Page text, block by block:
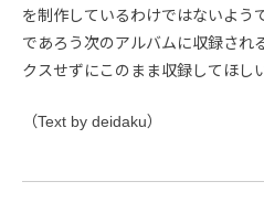
を制作しているわけではないよう
であろう次のアルバムに収録され
クスせずにこのまま収録してほし
（Text by deidaku）